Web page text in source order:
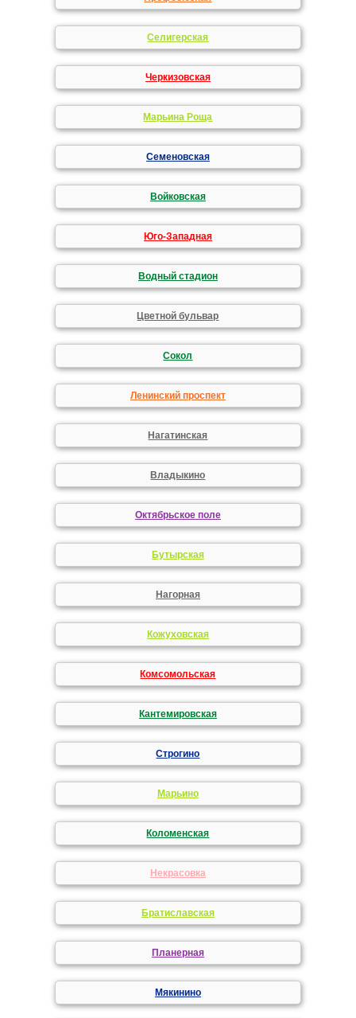
Селигерская
Черкизовская
Марьина Роща
Семеновская
Войковская
Юго-Западная
Водный стадион
Цветной бульвар
Сокол
Ленинский проспект
Нагатинская
Владыкино
Октябрьское поле
Бутырская
Нагорная
Кожуховская
Комсомольская
Кантемировская
Строгино
Марьино
Коломенская
Некрасовка
Братиславская
Планерная
Мякинино